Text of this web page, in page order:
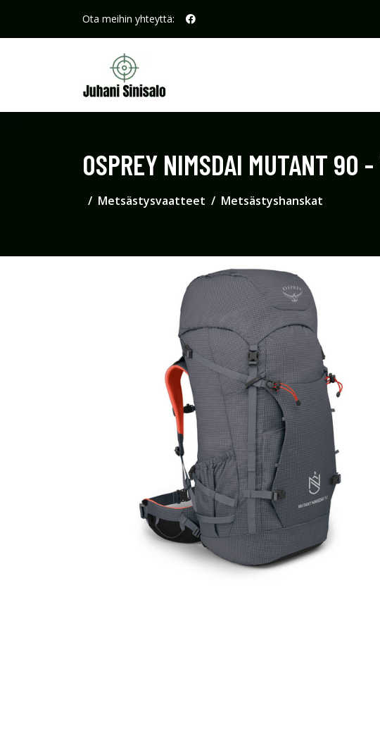
Ota meihin yhteyttä:
OSPREY NIMSDAI MUTANT 90
Metsästysvaatteet Metsästyshanskat